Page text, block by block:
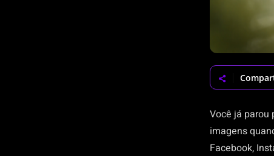
Você já parou
imagens
Facebook,